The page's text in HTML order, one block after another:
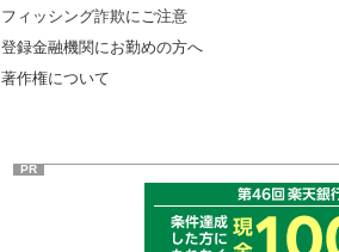
フィッシング詐欺にご注意
登録金融機関にお勤めの方へ
著作権について
PR